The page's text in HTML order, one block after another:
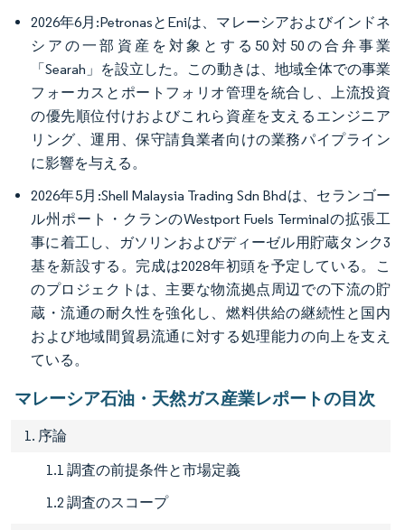
2026年6月:PetronasとEniは、マレーシアおよびインドネ
シアの一部資産を対象とする50対50の合弁事業
「Searah」を設立した。この動きは、地域全体での事業
フォーカスとポートフォリオ管理を統合し、上流投資
の優先順位付けおよびこれら資産を支えるエンジニア
リング、運用、保守請負業者向けの業務パイプライン
に影響を与える。
2026年5月:Shell Malaysia Trading Sdn Bhdは、セランゴー
ル州ポート・クランのWestport Fuels Terminalの拡張工
事に着工し、ガソリンおよびディーゼル用貯蔵タンク3
基を新設する。完成は2028年初頭を予定している。こ
のプロジェクトは、主要な物流拠点周辺での下流の貯
蔵・流通の耐久性を強化し、燃料供給の継続性と国内
および地域間貿易流通に対する処理能力の向上を支え
ている。
マレーシア石油・天然ガス産業レポートの目次
1. 序論
1.1 調査の前提条件と市場定義
1.2 調査のスコープ